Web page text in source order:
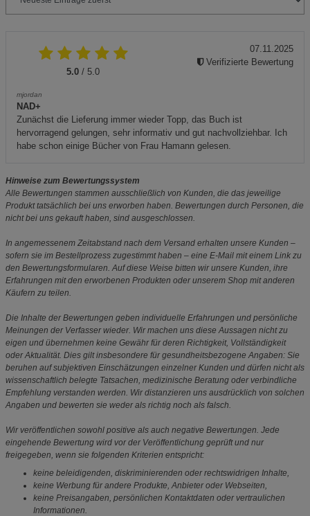
5.0 / 5.0
mjordan
NAD+
Zunächst die Lieferung immer wieder Topp, das Buch ist
hervorragend gelungen, sehr informativ und gut nachvollziehbar. Ich
habe schon einige Bücher von Frau Hamann gelesen.
07.11.2025
Verifizierte Bewertung
Hinweise zum Bewertungssystem
Alle Bewertungen stammen ausschließlich von Kunden, die das jeweilige
Produkt tatsächlich bei uns erworben haben. Bewertungen durch Personen, die
nicht bei uns gekauft haben, sind ausgeschlossen.
In angemessenem Zeitabstand nach dem Versand erhalten unsere Kunden –
sofern sie im Bestellprozess zugestimmt haben – eine E-Mail mit einem Link zu
den Bewertungsformularen. Auf diese Weise bitten wir unsere Kunden, ihre
Erfahrungen mit den erworbenen Produkten oder unserem Shop mit anderen
Käufern zu teilen.
Die Inhalte der Bewertungen geben individuelle Erfahrungen und persönliche
Meinungen der Verfasser wieder. Wir machen uns diese Aussagen nicht zu
eigen und übernehmen keine Gewähr für deren Richtigkeit, Vollständigkeit
oder Aktualität. Dies gilt insbesondere für gesundheitsbezogene Angaben: Sie
beruhen auf subjektiven Einschätzungen einzelner Kunden und dürfen nicht als
wissenschaftlich belegte Tatsachen, medizinische Beratung oder verbindliche
Empfehlung verstanden werden. Wir distanzieren uns ausdrücklich von solchen
Angaben und bewerten sie weder als richtig noch als falsch.
Wir veröffentlichen sowohl positive als auch negative Bewertungen. Jede
eingehende Bewertung wird vor der Veröffentlichung geprüft und nur
freigegeben, wenn sie folgenden Kriterien entspricht:
keine beleidigenden, diskriminierenden oder rechtswidrigen Inhalte,
keine Werbung für andere Produkte, Anbieter oder Webseiten,
keine Preisangaben, persönlichen Kontaktdaten oder vertraulichen
Informationen.